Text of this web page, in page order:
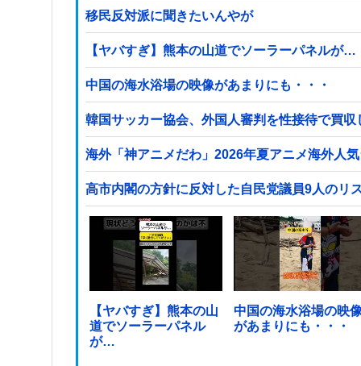
移民反対派に聞きたいんやが
【ヤバすぎ】熊本の山道でソーラーパネルが…
中国の海水浴場の映像があまりにも・・・
韓国サッカー協会、外国人審判を性接待で買収
海外「神アニメだわ」2026年夏アニメ海外人
高市内閣の方針に反対した自民党議員9人の
【ヤバすぎ】熊本の山
道でソーラーパネル
が…
中国の海水浴場の映
があまりにも・・・